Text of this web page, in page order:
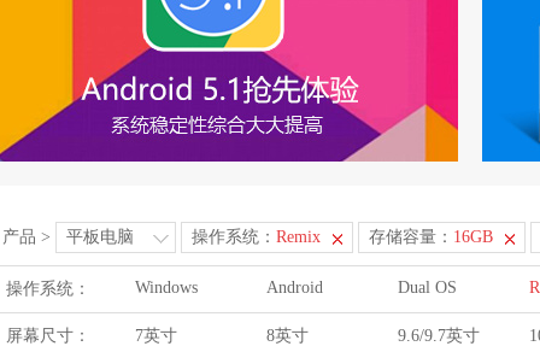
产品 > 平板电脑 操作系统： Remix 存储容量： 16GB
操作系统： Windows Android Dual OS
屏幕尺寸： 7英寸 8英寸 9.6/9.7英寸